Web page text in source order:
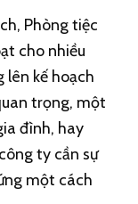
Phòng tiệc
cho nhiều
lên kế hoạch
trọng, một
đình, hay
ty cần sự
một cách